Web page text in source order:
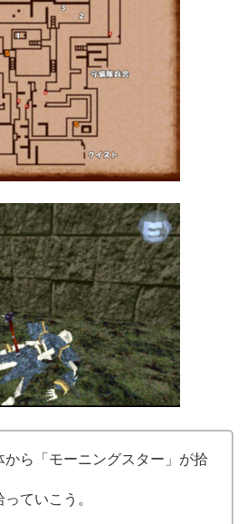
から「モーニングスター」が拾
ていこう。